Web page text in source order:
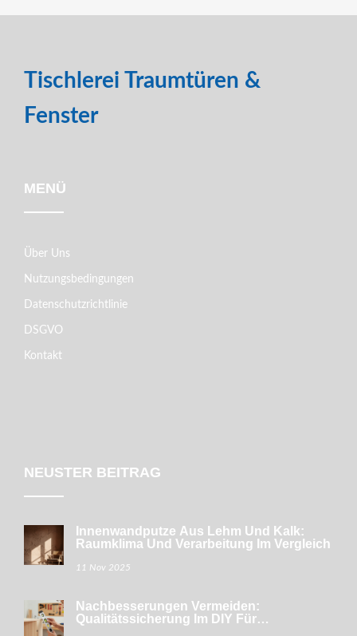
Tischlerei Traumtüren &
Fenster
MENÜ
Über Uns
Nutzungsbedingungen
Datenschutzrichtlinie
DSGVO
Kontakt
NEUSTER BEITRAG
Innenwandputze Aus Lehm Und Kalk:
Raumklima Und Verarbeitung Im Vergleich
11 Nov 2025
Nachbesserungen Vermeiden:
Qualitätssicherung Im DIY Für